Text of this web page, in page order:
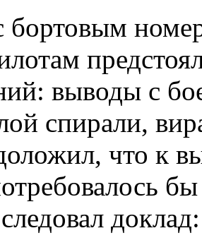
бортовым
выводы с
спирали,
что к